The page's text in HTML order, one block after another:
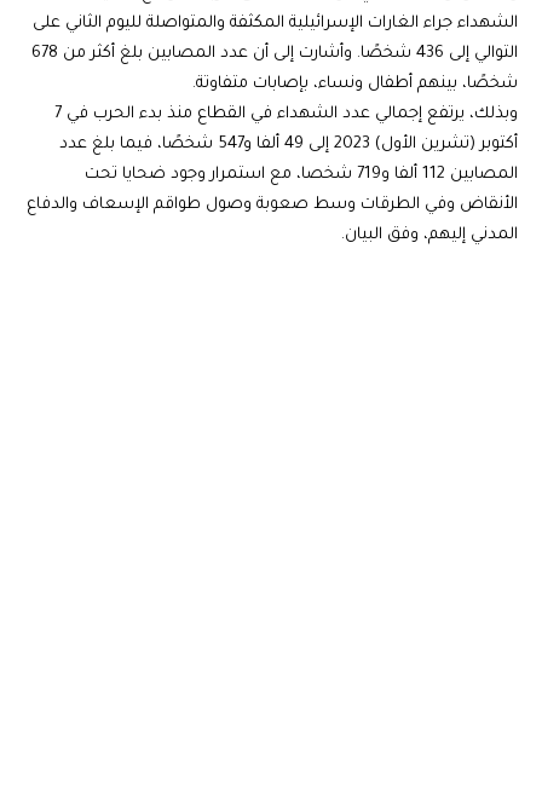
الشهداء جراء الغارات الإسرائيلية المكثفة والمتواصلة لليوم الثاني على
التوالي إلى 436 شخصًا. وأشارت إلى أن عدد المصابين بلغ أكثر من 678
شخصًا، بينهم أطفال ونساء، بإصابات متفاوتة.
وبذلك، يرتفع إجمالي عدد الشهداء في القطاع منذ بدء الحرب في 7
أكتوبر (تشرين الأول) 2023 إلى 49 ألفا و547 شخصًا، فيما بلغ عدد
المصابين 112 ألفا و719 شخصا، مع استمرار وجود ضحايا تحت
الأنقاض وفي الطرقات وسط صعوبة وصول طواقم الإسعاف والدفاع
المدني إليهم، وفق البيان.